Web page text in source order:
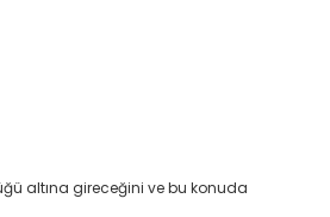
altına gireceğini ve bu konuda